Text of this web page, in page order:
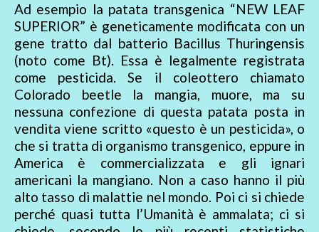
Ad esempio la patata transgenica “NEW LEAF
SUPERIOR” è geneticamente modificata con un
gene tratto dal batterio Bacillus Thuringensis
(noto come Bt). Essa è legalmente registrata
come pesticida. Se il coleottero chiamato
Colorado beetle la mangia, muore, ma su
nessuna confezione di questa patata posta in
vendita viene scritto «questo è un pesticida», o
che si tratta di organismo transgenico, eppure in
America è commercializzata e gli ignari
americani la mangiano. Non a caso hanno il più
alto tasso di malattie nel mondo. Poi ci si chiede
perché quasi tutta l’Umanità è ammalata; ci si